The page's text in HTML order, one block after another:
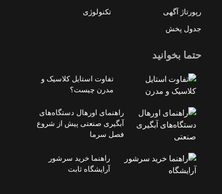
رپورتاژ آگهی تکنولوژی
جدول پخش
حتما بخوانید
تفاوت استایل کلاسیک و
مدرن چیست؟
راهنمای اورهال دستگاه‌های
آبگیری صنعتی پیش از شروع
فصل سرما
راهنما خرید سرشور
آرایشگاه ثابت